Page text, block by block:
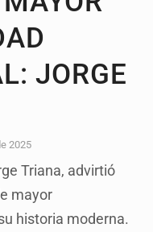
JORGE
2025
Triana, advirtió
mayor
historia moderna.